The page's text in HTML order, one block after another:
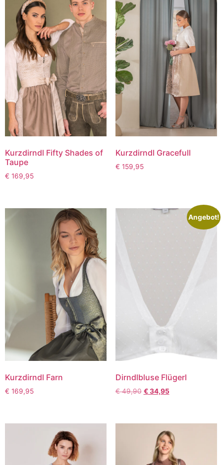
Kurzdirndl Fifty Shades of
Taupe
€ 169,95
Kurzdirndl Gracefull
€ 159,95
Kurzdirndl Farn
€ 169,95
Angebot!
Dirndlbluse Flügerl
€49,90 €34,95